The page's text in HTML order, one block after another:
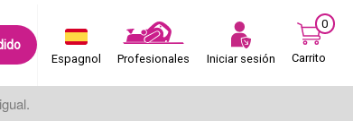
Espagnol Profesionales Iniciar sesión
0
Carrito